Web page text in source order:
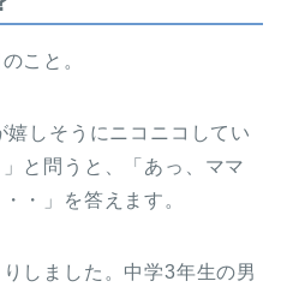
こと。
しそうにニコニコしてい
と問うと、「あっ、ママ
・」を答えます。
しました。中学3年生の男